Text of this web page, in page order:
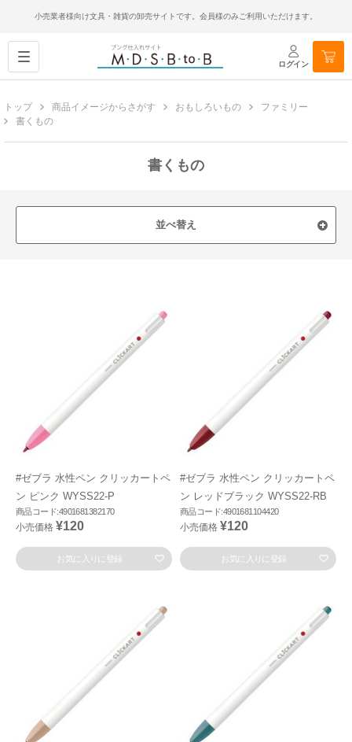
小売業者様向け文具・雑貨の卸売サイトです。会員様のみご利用いただけます。
ログイン
トップ 商品イメージからさがす おもしろいもの
ファミリー
書くもの
書くもの
並べ替え
#ゼブラ 水性ペン クリッカートペ
ン ピンク WYSS22-P
商品コード:4901681382170
小売価格 ¥120
お気に入りに登録
#ゼブラ 水性ペン クリッカートペ
ン レッドブラック WYSS22-RB
商品コード:4901681104420
小売価格 ¥120
お気に入りに登録